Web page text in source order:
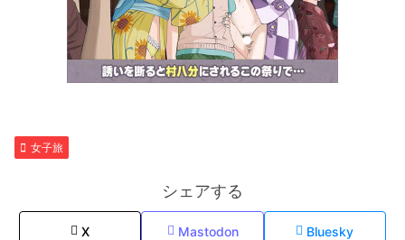
女子旅
シェアする
X Mastodon Bluesky